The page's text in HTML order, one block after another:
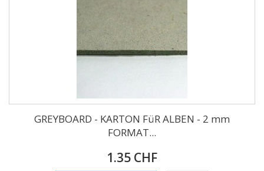
GREYBOARD - KARTON FüR ALBEN - 2 mm
FORMAT...
1.35 CHF